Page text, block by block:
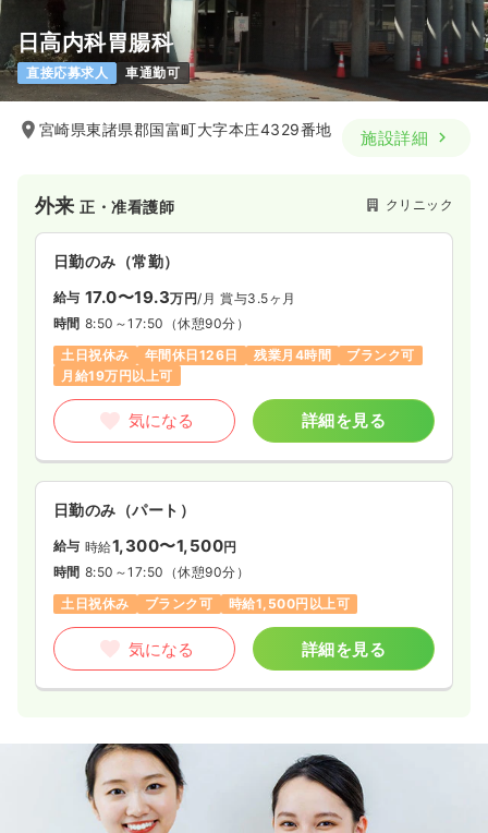
日高内科胃腸科
直接応募求人 車通勤可
宮崎県東諸県郡国富町大字本庄4329番地 施設詳細
外来正・准看護師 クリニック
日勤のみ（常勤）
給与 17.0〜19.3万円/月 賞与3.5ヶ月
時間 8:50～17:50 （休憩90分）
土日祝休み
年間休日126日 残業月4時間
ブランク可
月給19万円以上可
気になる 詳細を見る
日勤のみ（パート）
給与 時給1,300〜1,500円
時間 8:50～17:50 （休憩90分）
土日祝休み
ブランク可 時給1,500円以上可
気になる 詳細を見る